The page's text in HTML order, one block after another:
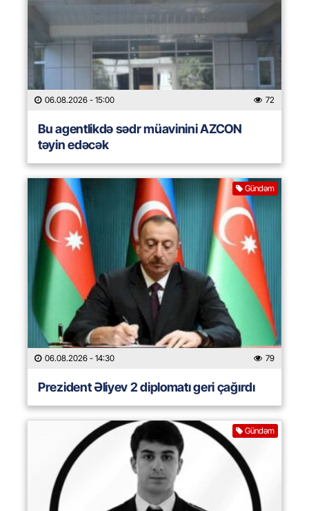
06.08.2026 - 15:00 72
Bu agentlikdə sədr müavinini AZCON
təyin edəcək
Gündəm
06.08.2026 - 14:30 79
Prezident Əliyev 2 diplomatı geri çağırdı
Gündəm